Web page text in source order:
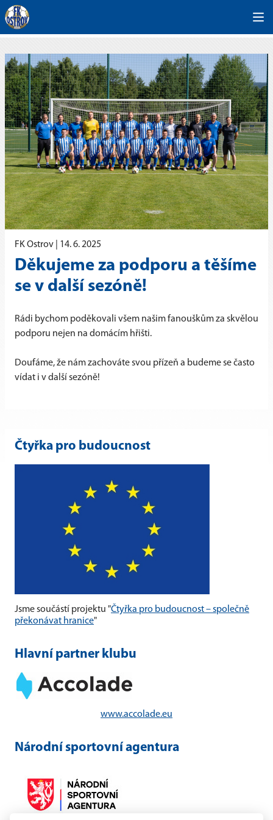
FK Ostrov | 14. 6. 2025
Děkujeme za podporu a těšíme
se v další sezóně!
Rádi bychom poděkovali všem našim fanouškům za skvělou
podporu nejen na domácím hřišti.
Doufáme, že nám zachováte svou přízeň a budeme se často
vídat i v další sezóně!
Čtyřka pro budoucnost
Jsme součástí projektu "Čtyřka pro budoucnost – společně
překonávat hranice"
Hlavní partner klubu
www.accolade.eu
Národní sportovní agentura